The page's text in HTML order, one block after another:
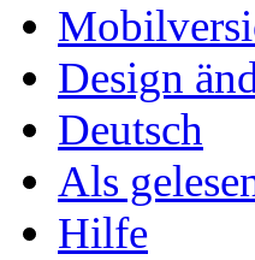
Design
Deutsch
Als
Hilfe